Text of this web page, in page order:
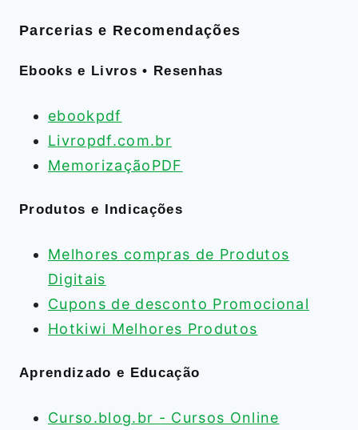
Parcerias e Recomendações
Ebooks e Livros • Resenhas
ebookpdf
Livropdf.com.br
MemorizaçãoPDF
Produtos e Indicações
Melhores compras de Produtos
Digitais
Cupons de desconto Promocional
Hotkiwi Melhores Produtos
Aprendizado e Educação
Curso.blog.br - Cursos Online